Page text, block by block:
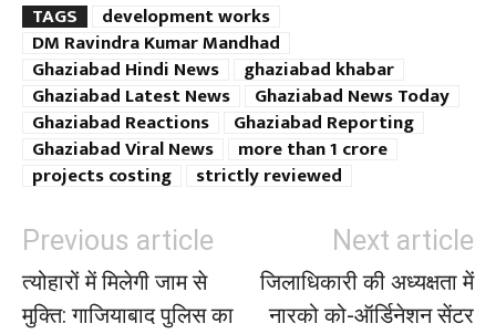
TAGS
development works
DM Ravindra Kumar Mandhad
Ghaziabad Hindi News
ghaziabad khabar
Ghaziabad Latest News
Ghaziabad News Today
Ghaziabad Reactions
Ghaziabad Reporting
Ghaziabad Viral News
more than 1 crore
projects costing
strictly reviewed
Previous article
त्योहारों में मिलेगी जाम से
मुक्ति: गाजियाबाद पुलिस का
Next article
जिलाधिकारी की अध्यक्षता में
नारको को-ऑर्डिनेशन सेंटर